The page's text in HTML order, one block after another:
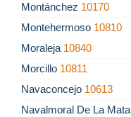
Montánchez 10170
Montehermoso 10810
Moraleja 10840
Morcillo 10811
Navaconcejo 10613
Navalmoral De La Mata